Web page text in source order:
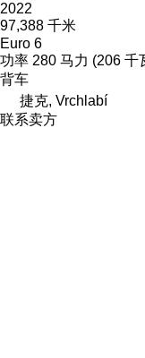
2022
97,388 千米
Euro 6
功率 280 马力 (206 千
背车
捷克, Vrchlabí
联系卖方